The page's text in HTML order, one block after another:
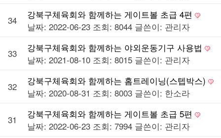
34
강북구체육회와 함께하는 게이트볼 초급 4편
날짜: 2022-06-23 조회: 8044 글쓴이: 관리자
33
강북구체육회와 함께하는 야외운동기구 사용법
날짜: 2021-08-10 조회: 8015 글쓴이: 관리자
32
강북구체육회와 함께하는 홈트레이닝(스텝박스)
날짜: 2020-08-31 조회: 8003 글쓴이: 한소라
31
강북구체육회와 함께하는 게이트볼 초급 5편
날짜: 2022-06-23 조회: 7994 글쓴이: 관리자